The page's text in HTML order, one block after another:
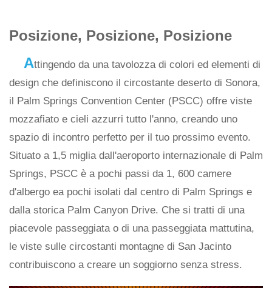
Posizione, Posizione, Posizione
Attingendo da una tavolozza di colori ed elementi di
design che definiscono il circostante deserto di Sonora,
il Palm Springs Convention Center (PSCC) offre viste
mozzafiato e cieli azzurri tutto l'anno, creando uno
spazio di incontro perfetto per il tuo prossimo evento.
Situato a 1,5 miglia dall'aeroporto internazionale di Palm
Springs, PSCC è a pochi passi da 1, 600 camere
d'albergo ea pochi isolati dal centro di Palm Springs e
dalla storica Palm Canyon Drive. Che si tratti di una
piacevole passeggiata o di una passeggiata mattutina,
le viste sulle circostanti montagne di San Jacinto
contribuiscono a creare un soggiorno senza stress.